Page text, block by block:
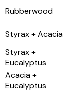
Rubberwood
Styrax + Acacia
Styrax +
Eucalyptus
Acacia +
Eucalyptus